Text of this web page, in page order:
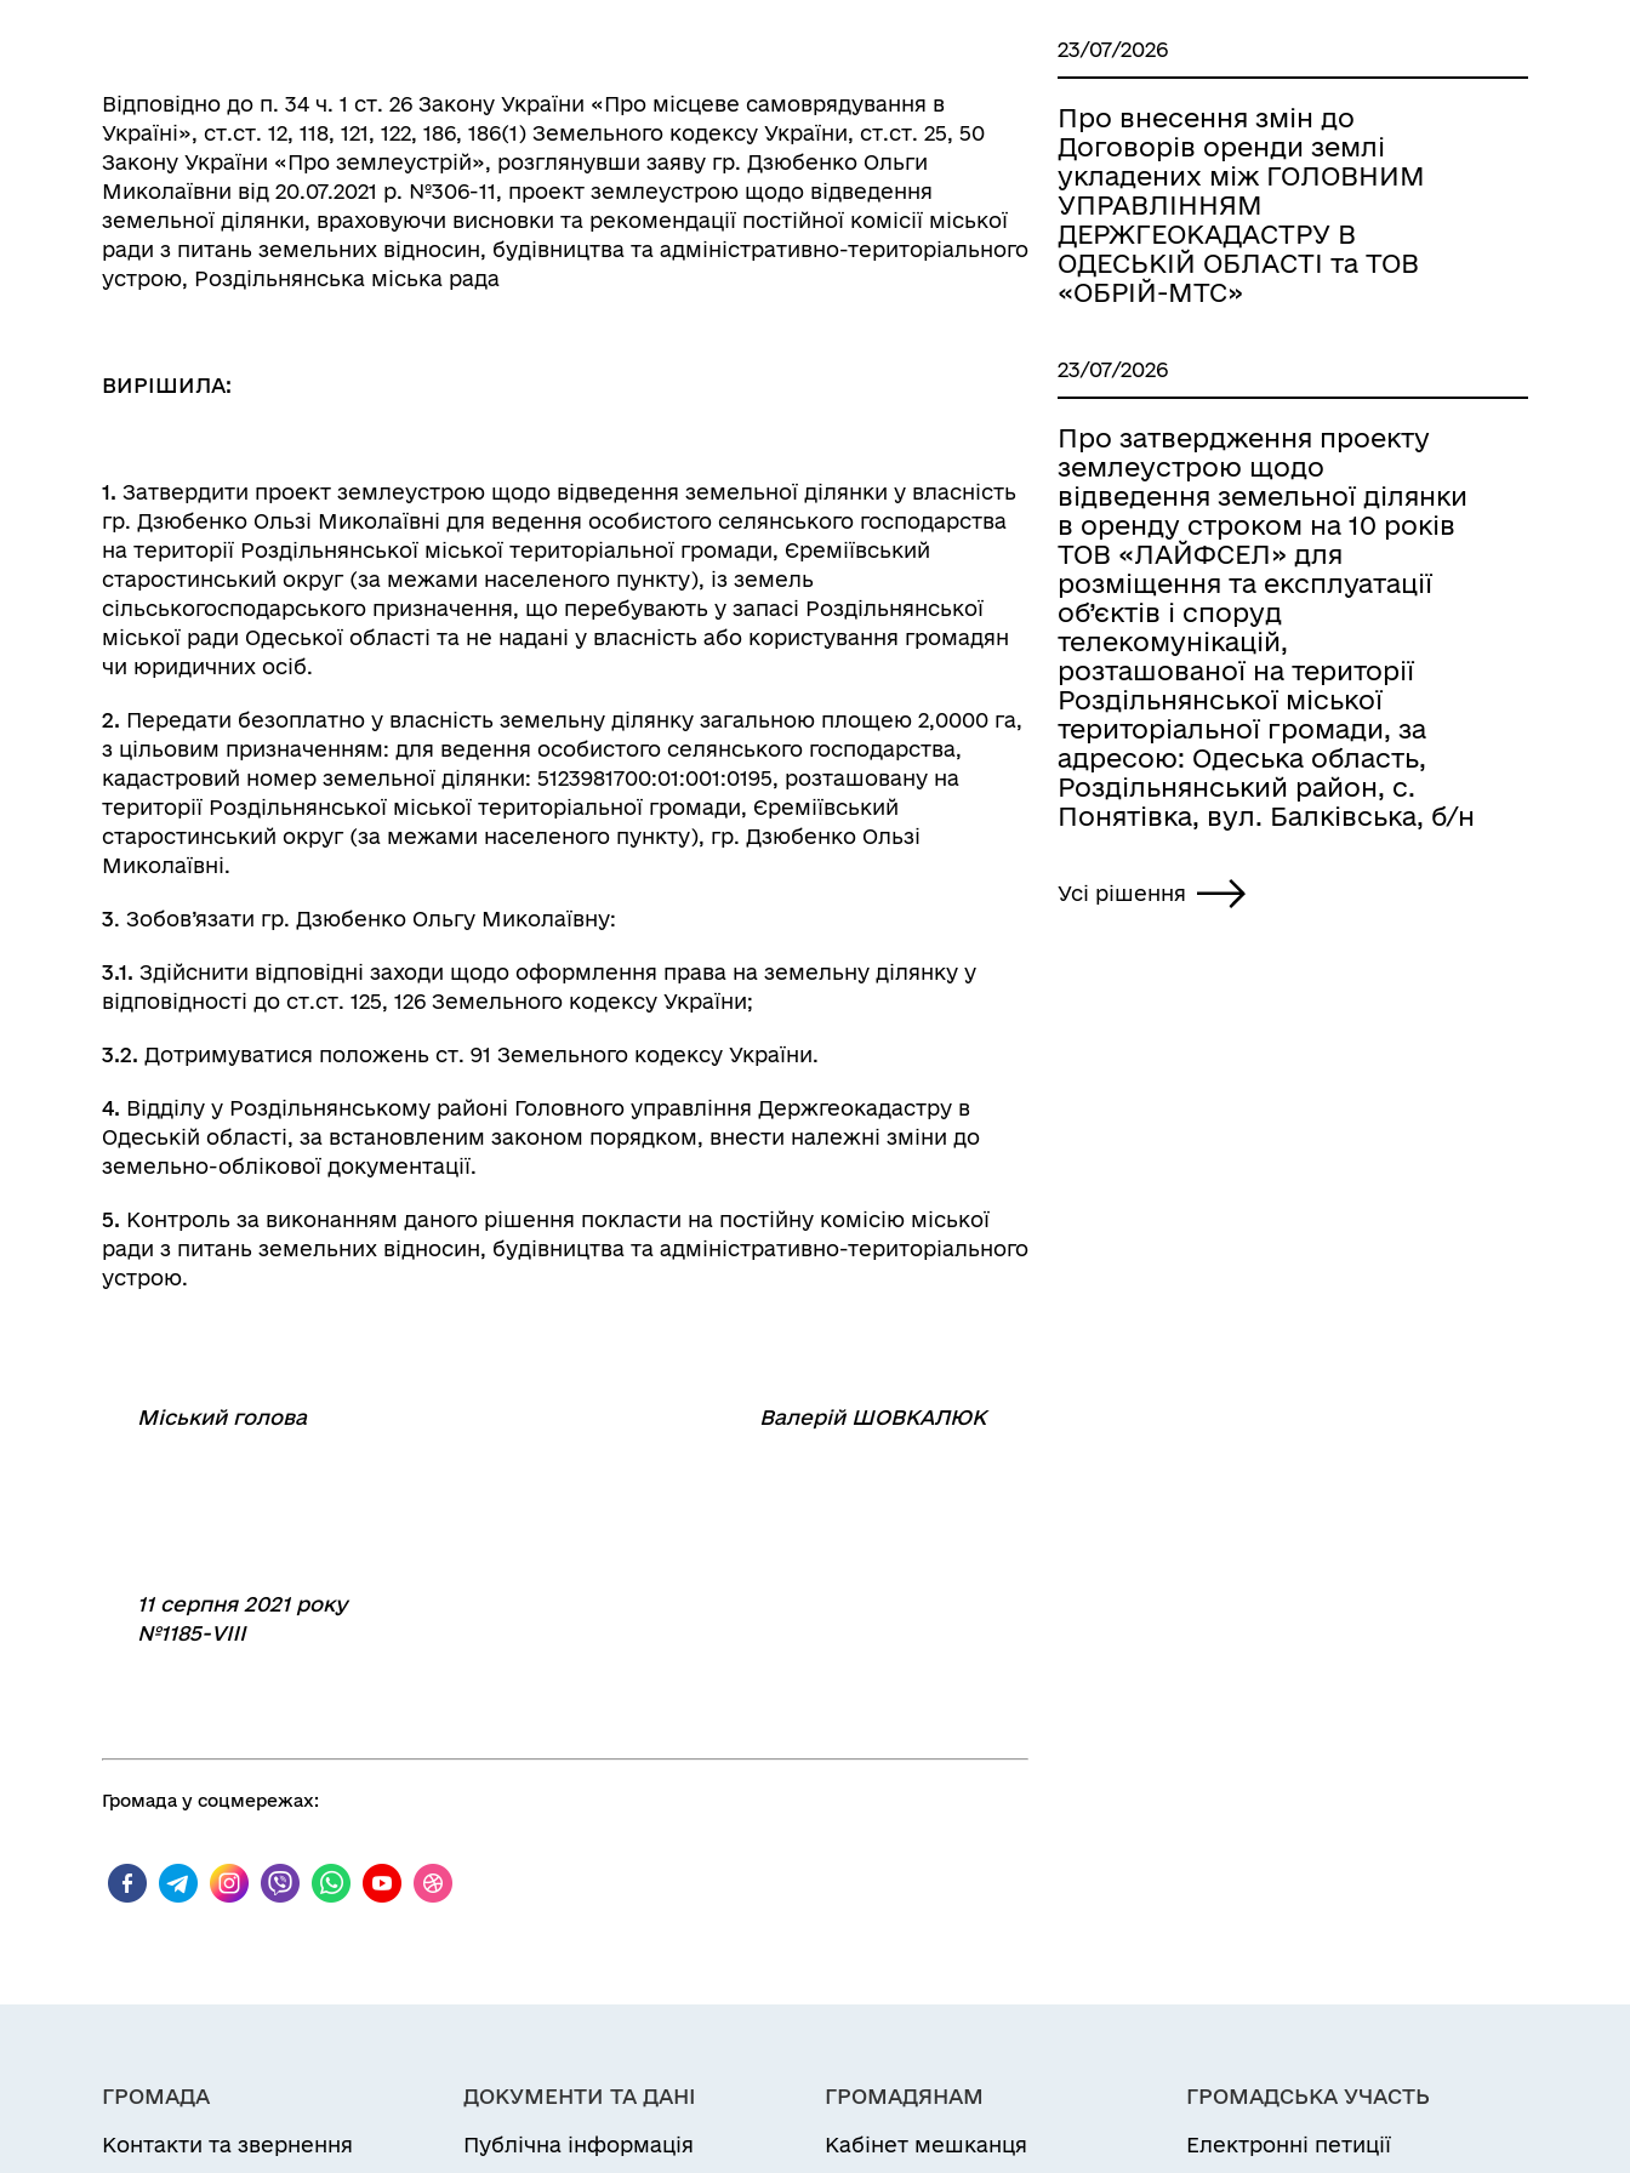
Відповідно до п. 34 ч. 1 ст. 26 Закону України «Про місцеве самоврядування в
Україні», ст.ст. 12, 118, 121, 122, 186, 186(1) Земельного кодексу України, ст.ст. 25, 50
Закону України «Про землеустрій», розглянувши заяву гр. Дзюбенко Ольги
Миколаївни від 20.07.2021 р. №306-11, проект землеустрою щодо відведення
земельної ділянки, враховуючи висновки та рекомендації постійної комісії міської
ради з питань земельних відносин, будівництва та адміністративно-територіального
устрою, Роздільнянська міська рада
ВИРІШИЛА:
1. Затвердити проект землеустрою щодо відведення земельної ділянки у власність
гр. Дзюбенко Ользі Миколаївні для ведення особистого селянського господарства
на території Роздільнянської міської територіальної громади, Єреміївський
старостинський округ (за межами населеного пункту), із земель
сільськогосподарського призначення, що перебувають у запасі Роздільнянської
міської ради Одеської області та не надані у власність або користування громадян
чи юридичних осіб.
2. Передати безоплатно у власність земельну ділянку загальною площею 2,0000 га,
з цільовим призначенням: для ведення особистого селянського господарства,
кадастровий номер земельної ділянки: 5123981700:01:001:0195, розташовану на
території Роздільнянської міської територіальної громади, Єреміївський
старостинський округ (за межами населеного пункту), гр. Дзюбенко Ользі
Миколаївні.
3. Зобов’язати гр. Дзюбенко Ольгу Миколаївну:
3.1. Здійснити відповідні заходи щодо оформлення права на земельну ділянку у
відповідності до ст.ст. 125, 126 Земельного кодексу України;
3.2. Дотримуватися положень ст. 91 Земельного кодексу України.
4. Відділу у Роздільнянському районі Головного управління Держгеокадастру в
Одеській області, за встановленим законом порядком, внести належні зміни до
земельно-облікової документації.
5. Контроль за виконанням даного рішення покласти на постійну комісію міської
ради з питань земельних відносин, будівництва та адміністративно-територіального
устрою.
Міський голова⠀ Валерій ШОВКАЛЮК
11 серпня 2021 року
№1185-VIII
Громада у соцмережах:
23/07/2026
Про внесення змін до
Договорів оренди землі
укладених між ГОЛОВНИМ
УПРАВЛІННЯМ
ДЕРЖГЕОКАДАСТРУ В
ОДЕСЬКІЙ ОБЛАСТІ та ТОВ
«ОБРІЙ-МТС»
23/07/2026
Про затвердження проекту
землеустрою щодо
відведення земельної ділянки
в оренду строком на 10 років
ТОВ «ЛАЙФСЕЛ» для
розміщення та експлуатації
об’єктів і споруд
телекомунікацій,
розташованої на території
Роздільнянської міської
територіальної громади, за
адресою: Одеська область,
Роздільнянський район, с.
Понятівка, вул. Балківська, б/н
Усі рішення
ГРОМАДА
Контакти та звернення
ДОКУМЕНТИ ТА ДАНІ
Публічна інформація
ГРОМАДЯНАМ
Кабінет мешканця
ГРОМАДСЬКА УЧАСТЬ
Електронні петиції